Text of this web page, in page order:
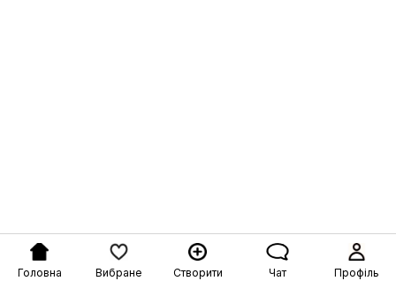
Головна Вибране Створити Чат Профіль